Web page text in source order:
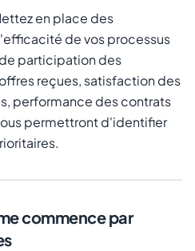
en place des
de vos processus
participation des
reçues, satisfaction des
performance des contrats
permettront d'identifier
commence par